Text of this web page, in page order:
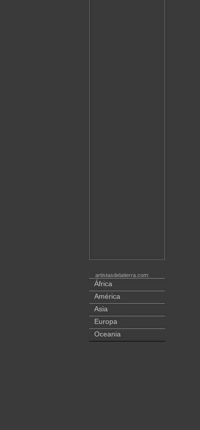
artistasdelatierra.com:
África
América
Asia
Europa
Oceania